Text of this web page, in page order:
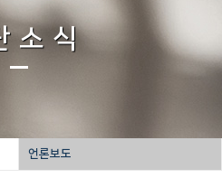
소식
언론보도